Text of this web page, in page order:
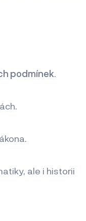
podmínek.
ale i historii